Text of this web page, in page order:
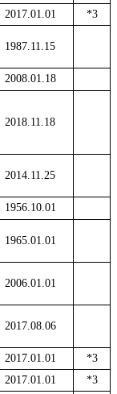
2017.01.01 *3
1987.11.15
2008.01.18
2018.11.18
2014.11.25
1956.10.01
1965.01.01
2006.01.01
2017.08.06
2017.01.01
*3
2017.01.01 *3